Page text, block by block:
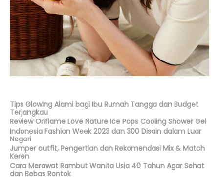
Tips Glowing Alami bagi Ibu Rumah Tangga dan Budget
Terjangkau
Review Oriflame Love Nature Ice Pops Cooling Shower Gel
Indonesia Fashion Week 2023 dan 300 Disain dalam Luar
Negeri
Jumper outfit, Pengertian dan Rekomendasi Mix & Match
Keren
Cara Merawat Rambut Wanita Usia 40 Tahun Agar Sehat
dan Bebas Rontok